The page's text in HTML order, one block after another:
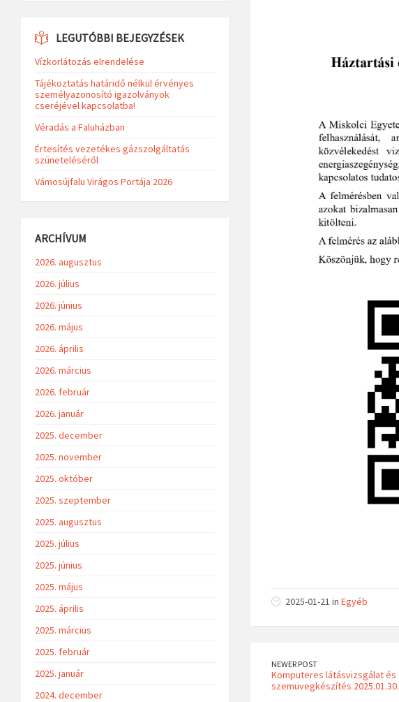
2025-01-21 in Egyéb
NEWER POST
Komputeres látásvizsgálat és
szemüvegkészítés 2025.01.30.
LEGUTÓBBI BEJEGYZÉSEK
Vízkorlátozás elrendelése
Tájékoztatás határidő nélkül érvényes
személyazonosító igazolványok
cseréjével kapcsolatba!
Véradás a Faluházban
Értesítés vezetékes gázszolgáltatás
szüneteléséről
Vámosújfalu Virágos Portája 2026
ARCHÍVUM
2026. augusztus
2026. július
2026. június
2026. május
2026. április
2026. március
2026. február
2026. január
2025. december
2025. november
2025. október
2025. szeptember
2025. augusztus
2025. július
2025. június
2025. május
2025. április
2025. március
2025. február
2025. január
2024. december